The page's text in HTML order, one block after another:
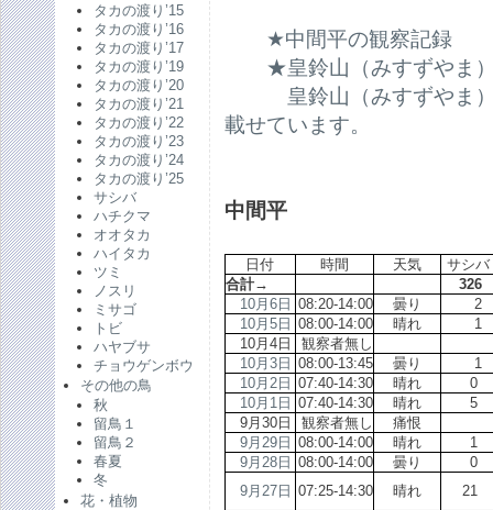
タカの渡り’15
タカの渡り’16
タカの渡り’17
タカの渡り’19
タカの渡り’20
タカの渡り’21
タカの渡り’22
タカの渡り’23
タカの渡り’24
タカの渡り’25
サシバ
ハチクマ
オオタカ
ハイタカ
ツミ
ノスリ
ミサゴ
トビ
ハヤブサ
チョウゲンボウ
その他の鳥
秋
留鳥１
留鳥２
春夏
冬
花・植物
★中間平の観察記録
★皇鈴山（みすずやま
皇鈴山（みすずやま
載せています。
中間平
日付 時間 天気
サシバ
合計→
10月6日 08:20-14:00 曇り
10月5日 08:00-14:00 晴れ
10月4日
観察者無し
10月3日 08:00-13:45 曇り
10月2日 07:40-14:30 晴れ
10月1日 07:40-14:30 晴れ
9月30日
観察者無し
痛恨
9月29日 08:00-14:00 晴れ
9月28日 08:00-14:00 曇り
9月27日 07:25-14:30 晴れ